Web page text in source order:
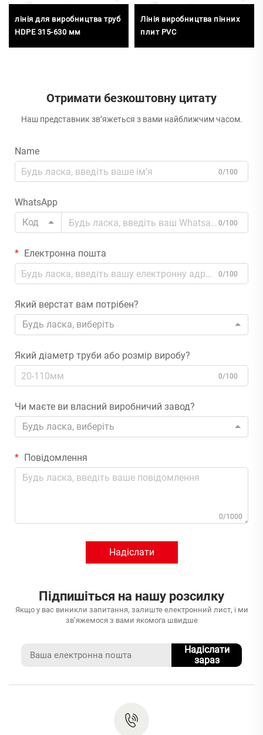
лінія для виробництва труб
HDPE 315-630 мм
Лінія виробництва пінних
плит PVC
Отримати безкоштовну цитату
Наш представник зв’яжеться з вами найближчим часом.
Name
0/100
WhatsApp
Код
0/100
Електронна пошта
0/100
Який верстат вам потрібен?
Будь ласка, виберіть
Який діаметр труби або розмір виробу?
0/100
Чи маєте ви власний виробничий завод?
Будь ласка, виберіть
Повідомлення
0/1000
Надіслати
Підпишіться на нашу розсилку
Якщо у вас виникли запитання, залиште електронний лист, і ми
зв’яжемося з вами якомога швидше
Надіслати
зараз